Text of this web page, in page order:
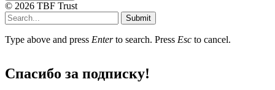
© 2026 TBF Trust
Submit
Type above and press Enterto search. Press Esc to cancel.
Спасибо за подписку!